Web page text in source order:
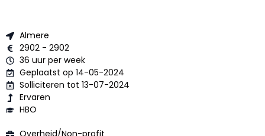
Almere
2902 - 2902
36 uur per week
Geplaatst op 14-05-2024
Solliciteren tot 13-07-2024
Ervaren
HBO